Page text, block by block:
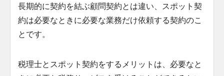
長期的に契約を結ぶ顧問契約とは違い、スポット契
約は必要なときに必要な業務だけ依頼する契約のこ
とです。
税理士とスポット契約をするメリットは、必要なと